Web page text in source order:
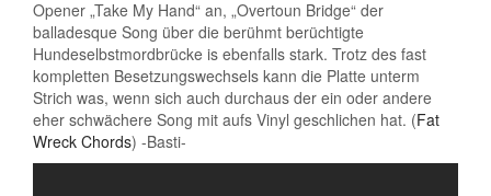
Opener „Take My Hand“ an, „Overtoun Bridge“ der
balladesque Song über die berühmt berüchtigte
Hundeselbstmordbrücke is ebenfalls stark. Trotz des fast
kompletten Besetzungswechsels kann die Platte unterm
Strich was, wenn sich auch durchaus der ein oder andere
eher schwächere Song mit aufs Vinyl geschlichen hat. (Fat
Wreck Chords) -Basti-